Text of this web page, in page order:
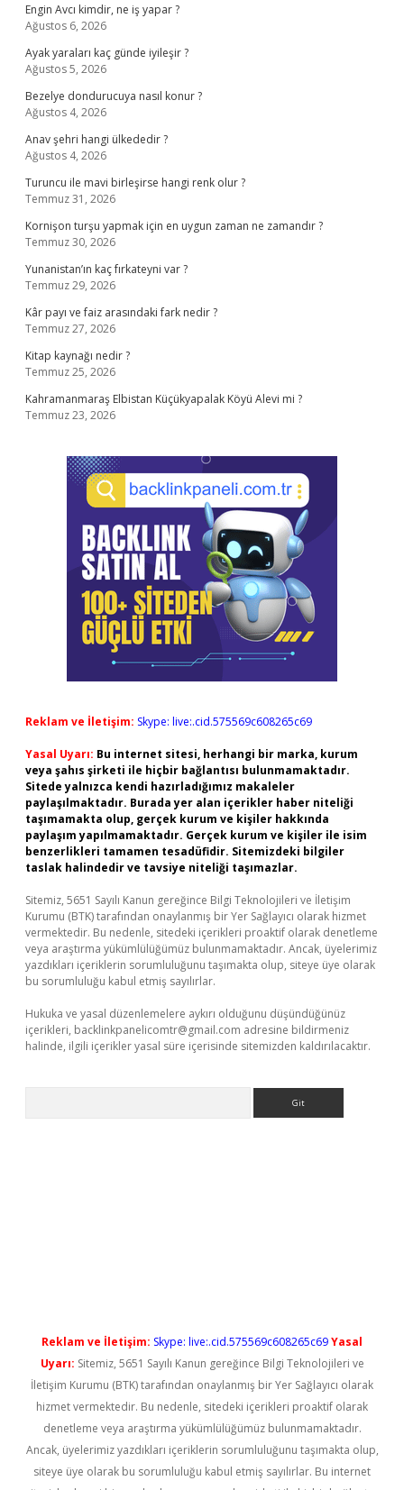
Engin Avcı kimdir, ne iş yapar ?
Ağustos 6, 2026
Ayak yaraları kaç günde iyileşir ?
Ağustos 5, 2026
Bezelye dondurucuya nasıl konur ?
Ağustos 4, 2026
Anav şehri hangi ülkededir ?
Ağustos 4, 2026
Turuncu ile mavi birleşirse hangi renk olur ?
Temmuz 31, 2026
Kornişon turşu yapmak için en uygun zaman ne zamandır ?
Temmuz 30, 2026
Yunanistan’ın kaç fırkateyni var ?
Temmuz 29, 2026
Kâr payı ve faiz arasındaki fark nedir ?
Temmuz 27, 2026
Kitap kaynağı nedir ?
Temmuz 25, 2026
Kahramanmaraş Elbistan Küçükyapalak Köyü Alevi mi ?
Temmuz 23, 2026
Reklam ve İletişim: Skype: live:.cid.575569c608265c69
Yasal Uyarı: Bu internet sitesi, herhangi bir marka, kurum
veya şahıs şirketi ile hiçbir bağlantısı bulunmamaktadır.
Sitede yalnızca kendi hazırladığımız makaleler
paylaşılmaktadır. Burada yer alan içerikler haber niteliği
taşımamakta olup, gerçek kurum ve kişiler hakkında
paylaşım yapılmamaktadır. Gerçek kurum ve kişiler ile isim
benzerlikleri tamamen tesadüfidir. Sitemizdeki bilgiler
taslak halindedir ve tavsiye niteliği taşımazlar.
Sitemiz, 5651 Sayılı Kanun gereğince Bilgi Teknolojileri ve İletişim
Kurumu (BTK) tarafından onaylanmış bir Yer Sağlayıcı olarak hizmet
vermektedir. Bu nedenle, sitedeki içerikleri proaktif olarak denetleme
veya araştırma yükümlülüğümüz bulunmamaktadır. Ancak, üyelerimiz
yazdıkları içeriklerin sorumluluğunu taşımakta olup, siteye üye olarak
bu sorumluluğu kabul etmiş sayılırlar.
Hukuka ve yasal düzenlemelere aykırı olduğunu düşündüğünüz
içerikleri, backlinkpanelicomtr@gmail.com adresine bildirmeniz
halinde, ilgili içerikler yasal süre içerisinde sitemizden kaldırılacaktır.
Reklam ve İletişim: Skype: live:.cid.575569c608265c69Yasal
Uyarı: Sitemiz, 5651 Sayılı Kanun gereğince Bilgi Teknolojileri ve
İletişim Kurumu (BTK) tarafından onaylanmış bir Yer Sağlayıcı olarak
hizmet vermektedir. Bu nedenle, sitedeki içerikleri proaktif olarak
denetleme veya araştırma yükümlülüğümüz bulunmamaktadır.
Ancak, üyelerimiz yazdıkları içeriklerin sorumluluğunu taşımakta olup,
siteye üye olarak bu sorumluluğu kabul etmiş sayılırlar. Bu internet